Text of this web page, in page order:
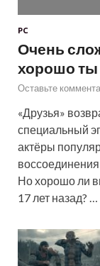
PC
Очень
хорошо ты
Оставьте
«Друзья»
специальный
актёры
Но хорошо ли
17 лет назад? …